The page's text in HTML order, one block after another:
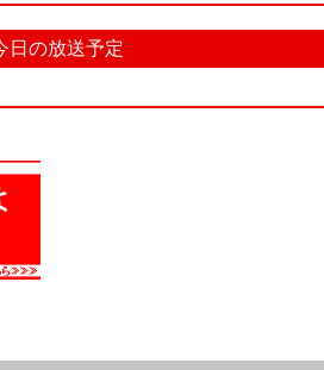
日の放送予定